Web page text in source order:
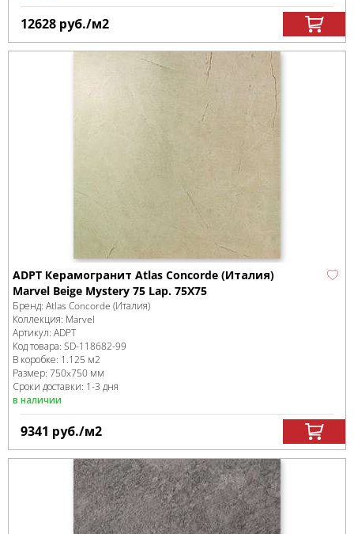
12628 руб./м2
ADPT Керамогранит Atlas Concorde (Италия)
Marvel Beige Mystery 75 Lap. 75X75
Бренд: Atlas Concorde (Италия)
Коллекция: Marvel
Артикул: ADPT
Код товара: SD-118682-99
В коробке: 1.125 м2
Размер: 750x750 мм
Сроки доставки: 1-3 дня
в наличии
9341 руб./м2